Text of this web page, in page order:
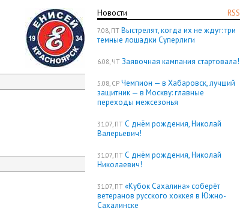
RSS
Новости
7.08, ПТ Выстрелят, когда их не ждут: три
темные лошадки Суперлиги
6.08, ЧТ Заявочная кампания стартовала!
5.08, СР Чемпион — в Хабаровск, лучший
защитник — в Москву: главные
переходы межсезонья
31.07, ПТ С днём рождения, Николай
Валерьевич!
31.07, ПТ С днём рождения, Николай
Николаевич!
31.07, ПТ «Кубок Сахалина» соберёт
ветеранов русского хоккея в Южно-
Сахалинске